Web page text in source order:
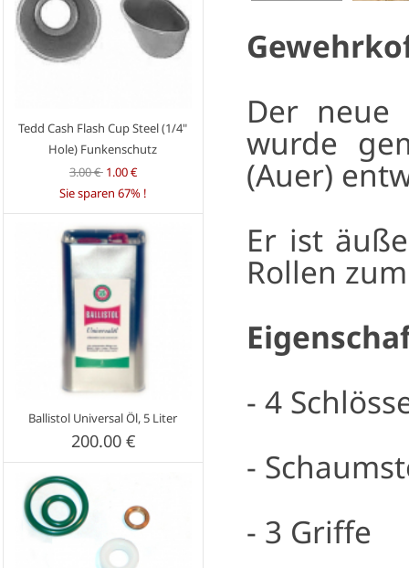
Tedd Cash Flash Cup Steel (1/4"
Hole) Funkenschutz
3.00 € 1.00 €
Sie sparen 67% !
Ballistol Universal Öl, 5 Liter
200.00 €
Der neue
wurde
(Auer)
Er ist
Rollen
- 4
-
- 3 Griffe